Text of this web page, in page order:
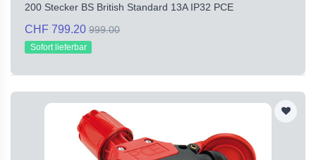
200 Stecker BS British Standard 13A IP32 PCE
CHF 799.20 999.00
Sofort lieferbar